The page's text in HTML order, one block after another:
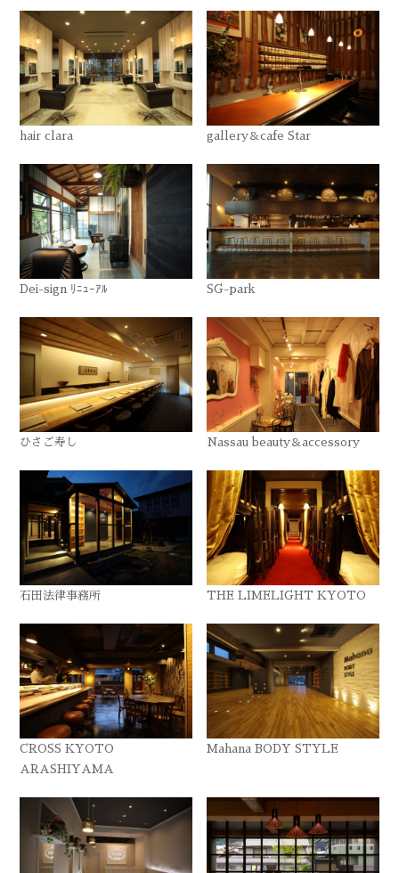
hair clara gallery＆cafe Star
Dei-sign ﾘﾆｭｰｱﾙ SG-park
ひさご寿し Nassau beauty＆accessory
石田法律事務所 THE LIMELIGHT KYOTO
CROSS KYOTO
ARASHIYAMA
Mahana BODY STYLE